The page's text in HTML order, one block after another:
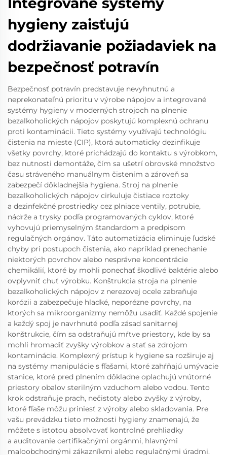
hygieny zaisťujú
dodržiavanie požiadaviek na
bezpečnosť potravín
Bezpečnosť potravín predstavuje nevyhnutnú a
neprekonateľnú prioritu v výrobe nápojov a integrované
systémy hygieny v moderných strojoch na plnenie
bezalkoholických nápojov poskytujú komplexnú ochranu
proti kontaminácii. Tieto systémy využívajú technológiu
čistenia na mieste (CIP), ktorá automaticky dezinfikuje
všetky povrchy, ktoré prichádzajú do kontaktu s výrobkom,
bez nutnosti demontáže, čím sa ušetrí obrovské množstvo
času stráveného manuálnym čistením a zároveň sa
zabezpečí dôkladnejšia hygiena. Stroj na plnenie
bezalkoholických nápojov cirkuluje čistiace roztoky
a dezinfekčné prostriedky cez plniace ventily, potrubie,
nádrže a trysky podľa programovaných cyklov, ktoré
vyhovujú priemyselným štandardom a predpisom
regulačných orgánov. Táto automatizácia eliminuje ľudské
chyby pri postupoch čistenia, ako napríklad prenechanie
niektorých povrchov alebo nesprávne koncentrácie
chemikálií, ktoré by mohli ponechať škodlivé baktérie alebo
ovplyvniť chuť výrobku. Konštrukcia stroja na plnenie
bezalkoholických nápojov z nerezovej ocele zabraňuje
korózii a zabezpečuje hladké, neporézne povrchy, na
ktorých sa mikroorganizmy nemôžu usadiť. Každé spojenie
a každý spoj je navrhnuté podľa zásad sanitarnej
konštrukcie, čím sa odstraňujú mŕtve priestory, kde by sa
mohli hromadiť zvyšky výrobkov a stať sa zdrojom
kontaminácie. Komplexný prístup k hygiene sa rozširuje aj
na systémy manipulácie s fľašami, ktoré zahŕňajú umývacie
stanice, ktoré pred plnením dôkladne oplachujú vnútorné
priestory obalov sterilným vzduchom alebo vodou. Tento
krok odstraňuje prach, nečistoty alebo zvyšky z výroby,
ktoré fľaše môžu priniesť z výroby alebo skladovania. Pre
vašu prevádzku tieto možnosti hygieny znamenajú, že
môžete s istotou absolvovať kontrolné prehliadky
a auditovanie certifikačnými orgánmi, hlavnými
maloobchodnými zákazníkmi alebo regulačnými úradmi.